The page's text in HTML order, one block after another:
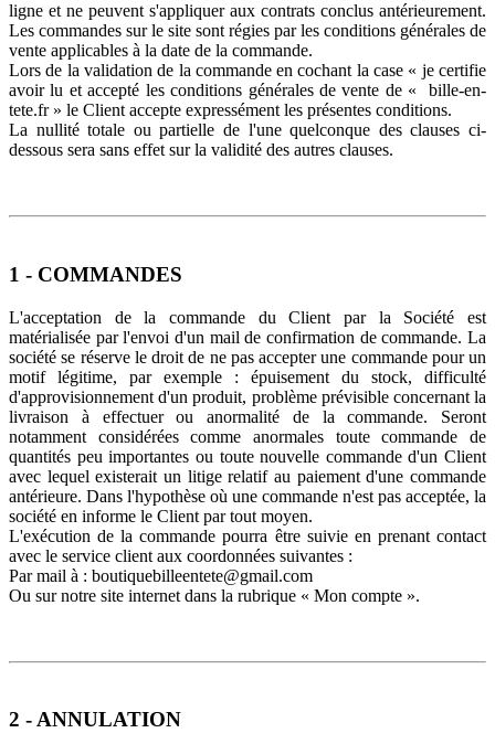
ligne et ne peuvent s'appliquer aux contrats conclus antérieurement.
Les commandes sur le site sont régies par les conditions générales de
vente applicables à la date de la commande.
Lors de la validation de la commande en cochant la case « je certifie
avoir lu et accepté les conditions générales de vente de «
bille-en-
tete.fr » le Client accepte expressément les présentes conditions.
La nullité totale ou partielle de l'une quelconque des clauses ci-
dessous sera sans effet sur la validité des autres clauses.
1 - COMMANDES
L'acceptation de la commande du Client par la Société est
matérialisée par l'envoi d'un mail de confirmation de commande. La
société se réserve le droit de ne pas accepter une commande pour un
motif légitime, par exemple : épuisement du stock, difficulté
d'approvisionnement d'un produit, problème prévisible concernant la
livraison à effectuer ou anormalité de la commande. Seront
notamment considérées comme anormales toute commande de
quantités peu importantes ou toute nouvelle commande d'un Client
avec lequel existerait un litige relatif au paiement d'une commande
antérieure. Dans l'hypothèse où une commande n'est pas acceptée, la
société en informe le Client par tout moyen.
L'exécution de la commande pourra être suivie en prenant contact
avec le service client aux coordonnées suivantes :
Par mail à : boutiquebilleentete@gmail.com
Ou sur notre site internet dans la rubrique « Mon compte ».
2 - ANNULATION